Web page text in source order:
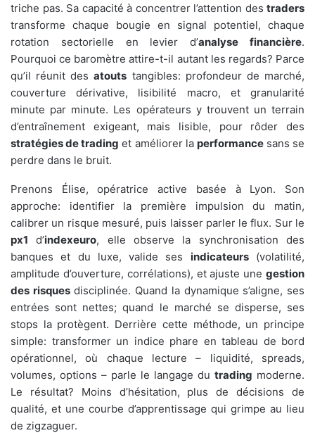
triche pas. Sa capacité à concentrer l’attention des traders
transforme chaque bougie en signal potentiel, chaque
rotation sectorielle en levier d’analyse financière.
Pourquoi ce baromètre attire-t-il autant les regards? Parce
qu’il réunit desatouts tangibles: profondeur de marché,
couverture dérivative, lisibilité macro, et granularité
minute par minute. Les opérateurs y trouvent un terrain
d’entraînement exigeant, mais lisible, pour rôder des
stratégies de trading et améliorer la performancesans se
perdre dans le bruit.
Prenons Élise, opératrice active basée à Lyon. Son
approche: identifier la première impulsion du matin,
calibrer un risque mesuré, puis laisser parler le flux. Sur le
px1 d’indexeuro, elle observe la synchronisation des
banques et du luxe, valide ses indicateurs(volatilité,
amplitude d’ouverture, corrélations), et ajuste une gestion
des risquesdisciplinée. Quand la dynamique s’aligne, ses
entrées sont nettes; quand le marché se disperse, ses
stops la protègent. Derrière cette méthode, un principe
simple: transformer un indice phare en tableau de bord
opérationnel, où chaque lecture – liquidité, spreads,
volumes, options – parle le langage du trading moderne.
Le résultat? Moins d’hésitation, plus de décisions de
qualité, et une courbe d’apprentissage qui grimpe au lieu
de zigzaguer.